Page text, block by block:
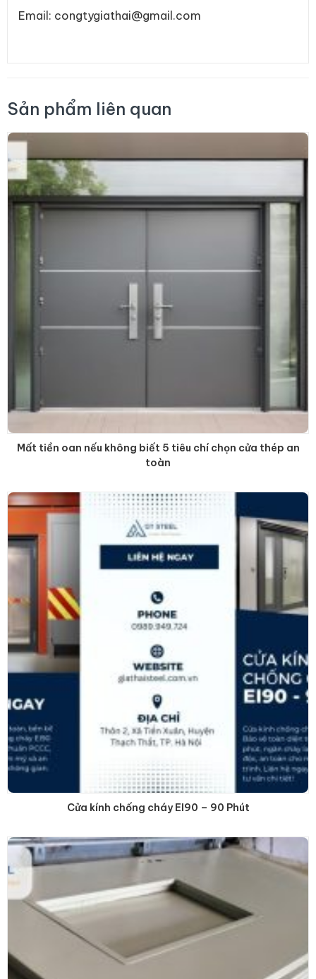
Email: congtygiathai@gmail.com
Sản phẩm liên quan
Mất tiền oan nếu không biết 5 tiêu chí chọn cửa thép an
toàn
Cửa kính chống cháy EI90 – 90 Phút